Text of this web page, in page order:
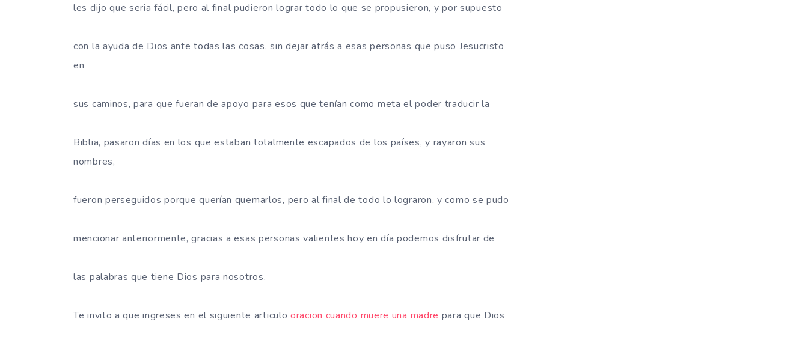
les dijo que seria fácil, pero al final pudieron lograr todo lo que se propusieron, y por supuesto
con la ayuda de Dios ante todas las cosas, sin dejar atrás a esas personas que puso Jesucristo
en
sus caminos, para que fueran de apoyo para esos que tenían como meta el poder traducir la
Biblia, pasaron días en los que estaban totalmente escapados de los países, y rayaron sus
nombres,
fueron perseguidos porque querían quemarlos, pero al final de todo lo lograron, y como se pudo
mencionar anteriormente, gracias a esas personas valientes hoy en día podemos disfrutar de
las palabras que tiene Dios para nosotros.
Te invito a que ingreses en el siguiente articulo oracion cuando muere una madre para que Dios